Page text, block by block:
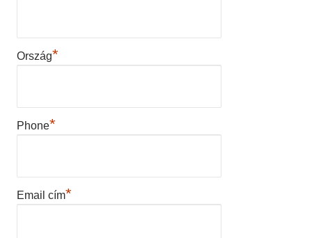
Ország*
Phone*
Email cím*